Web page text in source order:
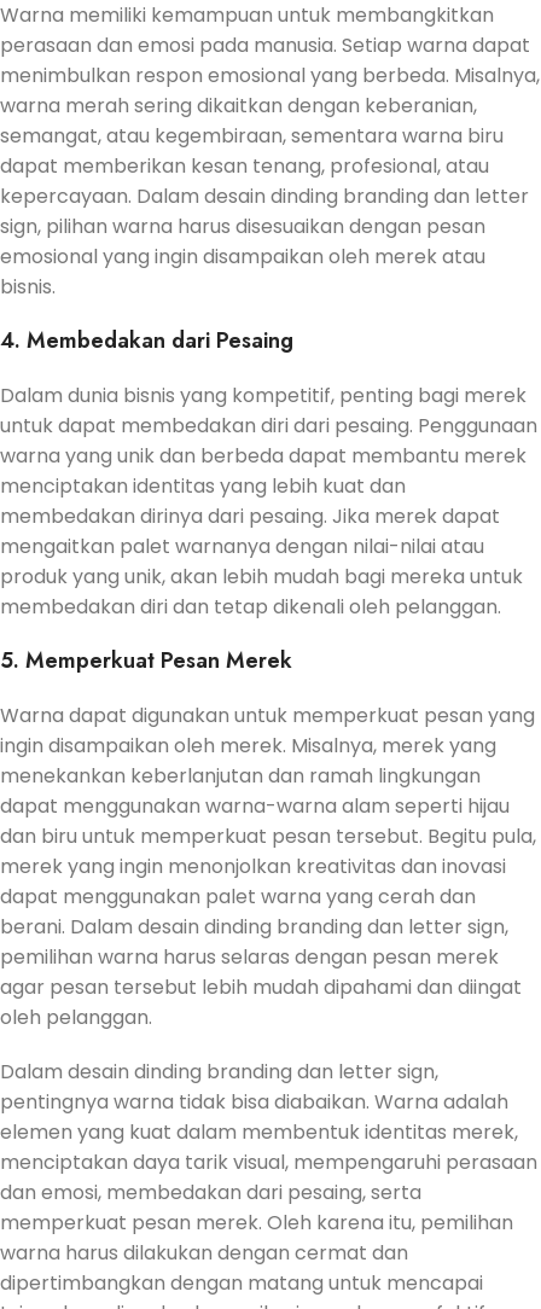
Warna memiliki kemampuan untuk membangkitkan
perasaan dan emosi pada manusia. Setiap warna dapat
menimbulkan respon emosional yang berbeda. Misalnya,
warna merah sering dikaitkan dengan keberanian,
semangat, atau kegembiraan, sementara warna biru
dapat memberikan kesan tenang, profesional, atau
kepercayaan. Dalam desain dinding branding dan letter
sign, pilihan warna harus disesuaikan dengan pesan
emosional yang ingin disampaikan oleh merek atau
bisnis.
4. Membedakan dari Pesaing
Dalam dunia bisnis yang kompetitif, penting bagi merek
untuk dapat membedakan diri dari pesaing. Penggunaan
warna yang unik dan berbeda dapat membantu merek
menciptakan identitas yang lebih kuat dan
membedakan dirinya dari pesaing. Jika merek dapat
mengaitkan palet warnanya dengan nilai-nilai atau
produk yang unik, akan lebih mudah bagi mereka untuk
membedakan diri dan tetap dikenali oleh pelanggan.
5. Memperkuat Pesan Merek
Warna dapat digunakan untuk memperkuat pesan yang
ingin disampaikan oleh merek. Misalnya, merek yang
menekankan keberlanjutan dan ramah lingkungan
dapat menggunakan warna-warna alam seperti hijau
dan biru untuk memperkuat pesan tersebut. Begitu pula,
merek yang ingin menonjolkan kreativitas dan inovasi
dapat menggunakan palet warna yang cerah dan
berani. Dalam desain dinding branding dan letter sign,
pemilihan warna harus selaras dengan pesan merek
agar pesan tersebut lebih mudah dipahami dan diingat
oleh pelanggan.
Dalam desain dinding branding dan letter sign,
pentingnya warna tidak bisa diabaikan. Warna adalah
elemen yang kuat dalam membentuk identitas merek,
menciptakan daya tarik visual, mempengaruhi perasaan
dan emosi, membedakan dari pesaing, serta
memperkuat pesan merek. Oleh karena itu, pemilihan
warna harus dilakukan dengan cermat dan
dipertimbangkan dengan matang untuk mencapai